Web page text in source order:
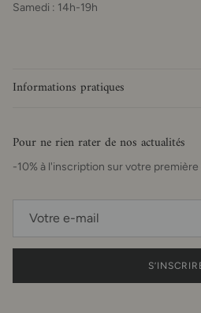
Samedi : 14h-19h
Informations pratiques
Pour ne rien rater de nos actualités
-10% à l'inscription sur votre